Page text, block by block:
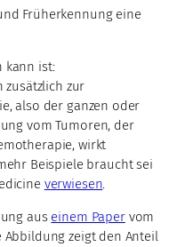
Früherkennung eine
kann ist:
zusätzlich zur
also der ganzen oder
vom Tumoren, der
wirkt
Beispiele braucht sei
verwiesen.
aus einem Papervom
Abbildung zeigt den Anteil